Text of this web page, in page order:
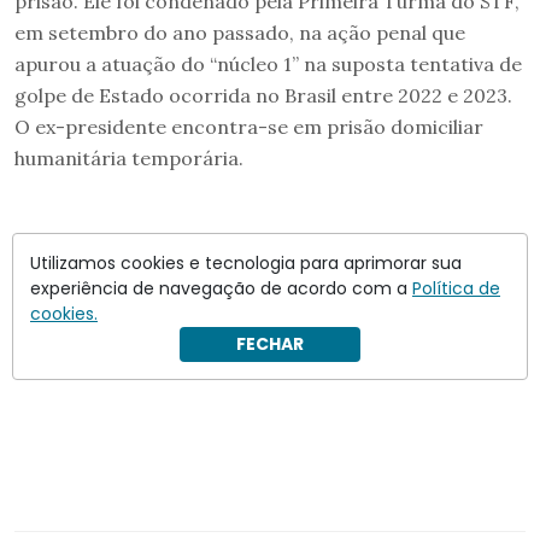
em setembro do ano passado, na ação penal que
apurou a atuação do “núcleo 1” na suposta tentativa de
golpe de Estado ocorrida no Brasil entre 2022 e 2023.
O ex-presidente encontra-se em prisão domiciliar
humanitária temporária.
Utilizamos cookies e tecnologia para aprimorar sua
experiência de navegação de acordo com a Política de
cookies.
FECHAR